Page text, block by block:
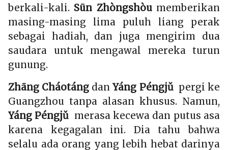
berkali-kali. Sūn Zhòngshòumemberikan
masing-masing lima puluh liang perak
sebagai hadiah, dan juga mengirim dua
saudara untuk mengawal mereka turun
gunung.
Zhāng Cháotáng danYáng Péngjǔ pergi ke
Guangzhou tanpa alasan khusus. Namun,
Yáng Péngjǔ merasa kecewa dan putus asa
karena kegagalan ini. Dia tahu bahwa
selalu ada orang yang lebih hebat darinya